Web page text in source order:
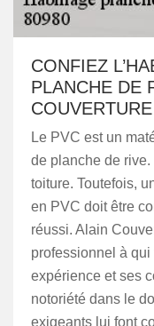
CONFIEZ
PLANCHE DE
Le PVC est un
de planche de
toiture. Toutefois,
en PVC doit être
réussi. Alain
professionnel à
expérience et ses
notoriété dans le
exigeants lui font